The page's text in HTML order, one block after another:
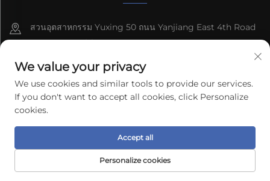
สวนอุตสาหกรรม Yuxing 50 ถนน Yanjiang East 4th Road
8613603092966
[email protected]
ลิขสิทธิ์ © 2026 บริษัทเทคโนโลยีไฟฟ้ากว่างตง Freecool จำกัด สงวน
สิทธิ์ทั้งหมด
นโยบายความเป็นส่วนตัว
We value your privacy
We use cookies and similar tools to provide our services.
If you don't want to accept all cookies, click Personalize
cookies.
Personalize cookies
Accept all